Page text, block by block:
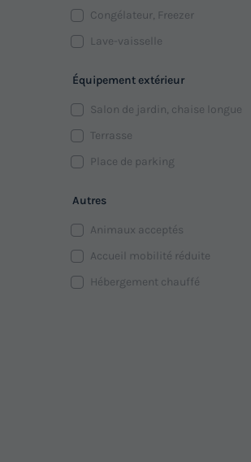
Congélateur, Freezer
Lave-vaisselle
Équipement extérieur
Salon de jardin, chaise longue
Terrasse
Place de parking
Autres
Animaux acceptés
Accueil mobilité réduite
Hébergement chauffé